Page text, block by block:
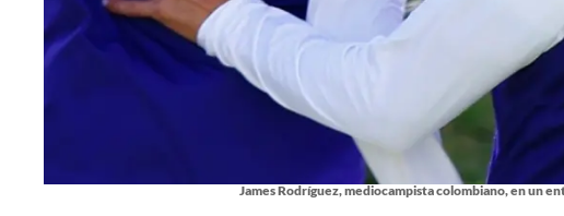
James Rodríguez, mediocampista colombiano, en un